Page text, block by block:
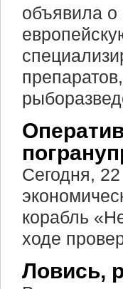
объявила
Сегодня,
корабль
ходе
Ловись,